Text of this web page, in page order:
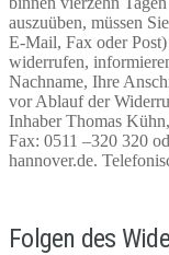
auszuüben, müssen
E-Mail, Fax oder
widerrufen,
Nachname, Ihre
vor Ablauf der
Inhaber Thomas
Fax: 0511 –320 320
hannover.de.
Folgen des